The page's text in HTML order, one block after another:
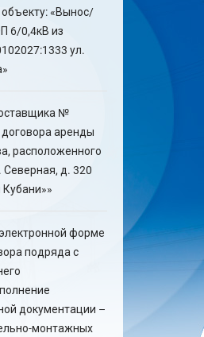
«Вынос/
6/0,4кВ из
ул.
№
аренды
расположенного
Северная, д. 320
форме
подряда с
документации –
монтажных